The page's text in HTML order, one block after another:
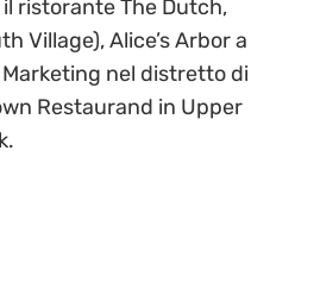
ristorante The Dutch,
Village), Alice’s Arbor a
nel distretto di
Restaurand in Upper